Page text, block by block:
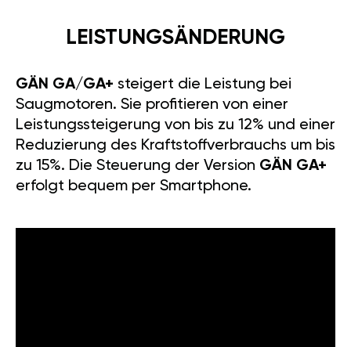
LEISTUNGSÄNDERUNG
GÄN GA/GA+ steigert die Leistung bei
Saugmotoren. Sie profitieren von einer
Leistungssteigerung von bis zu 12% und einer
Reduzierung des Kraftstoffverbrauchs um bis
zu 15%. Die Steuerung der Version GÄN GA+
erfolgt bequem per Smartphone.